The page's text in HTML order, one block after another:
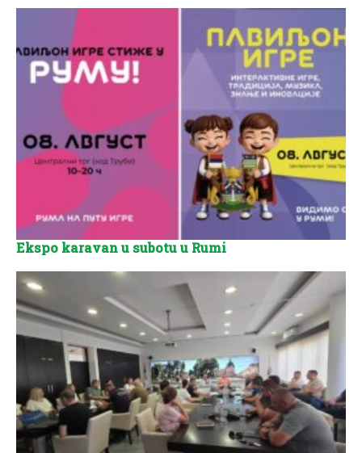
Ekspo karavan u subotu u Rumi